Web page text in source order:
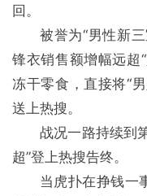
回。
被誉为“男性新
锋衣销售额增幅远超
冻干零食，直接将“
送上热搜。
战况一路持续到
超”登上热搜告终。
当虎扑在挣钱一